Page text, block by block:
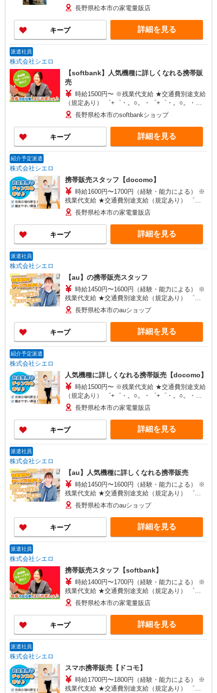
+゜・。○。・゜+゜・。○。・゜+゜ 入社祝い金10
万円支給(規定有) お友達を紹介頂くと, インセンテ
ィブ支給(規定有) ★月2回払い・週払い可能（規程
有）★ ゜・。○。・゜+゜・。○。・゜+゜
長野県松本市の家電量販店
キープ 詳細を見る
派遣社員
株式会社シエロ
【softbank】人気機種に詳しくなれる携帯販
売
時給1500円〜 ※残業代支給 ★交通費別途支給
（規定あり） ゜+゜・。○。・゜+゜・。○。・゜
+゜ 入社祝い金10万円支給(規定有) お友達を紹介
頂くと, インセンティブ支給(規定有) ★月2回払
い・週払い可能（規程有）★ ゜・。○。・゜
+゜・。○。・゜+゜
長野県松本市のsoftbankショップ
キープ 詳細を見る
紹介予定派遣
株式会社シエロ
携帯販売スタッフ【docomo】
時給1600円〜1700円（経験・能力による） ※
残業代支給 ★交通費別途支給（規定あり） ゜
+゜・。○。・゜+゜・。○。・゜+゜ 入社祝い金10
万円支給(規定有) お友達を紹介頂くと, インセンテ
ィブ支給(規定有) ★月2回払い・週払い可能（規程
有）★ ゜・。○。・゜+゜・。○。・゜+゜
長野県松本市の家電量販店
キープ 詳細を見る
派遣社員
株式会社シエロ
【au】の携帯販売スタッフ
時給1450円〜1600円（経験・能力による） ※
残業代支給 ★交通費別途支給（規定あり） ゜
+゜・。○。・゜+゜・。○。・゜+゜ 入社祝い金10
万円支給(規定有) お友達を紹介頂くと, インセンテ
ィブ支給(規定有) ★月2回払い・週払い可能（規程
有）★ ゜・。○。・゜+゜・。○。・゜+゜
長野県松本市のauショップ
キープ 詳細を見る
紹介予定派遣
株式会社シエロ
人気機種に詳しくなれる携帯販売【docomo】
時給1500円〜 ※残業代支給 ★交通費別途支給
（規定あり） ゜+゜・。○。・゜+゜・。○。・゜
+゜ 入社祝い金10万円支給(規定有) お友達を紹介
頂くと, インセンティブ支給(規定有) ★月2回払
い・週払い可能（規程有）★ ゜・。○。・゜
+゜・。○。・゜+゜
長野県松本市の家電量販店
キープ 詳細を見る
派遣社員
株式会社シエロ
【au】人気機種に詳しくなれる携帯販売
時給1450円〜1600円（経験・能力による） ※
残業代支給 ★交通費別途支給（規定あり） ゜
+゜・。○。・゜+゜・。○。・゜+゜ 入社祝い金10
万円支給(規定有) お友達を紹介頂くと, インセンテ
ィブ支給(規定有) ★月2回払い・週払い可能（規程
有）★ ゜・。○。・゜+゜・。○。・゜+゜
長野県松本市のauショップ
キープ 詳細を見る
派遣社員
株式会社シエロ
携帯販売スタッフ【softbank】
時給1400円〜1700円（経験・能力による） ※
残業代支給 ★交通費別途支給（規定あり） ゜
+゜・。○。・゜+゜・。○。・゜+゜ 入社祝い金10
万円支給(規定有) お友達を紹介頂くと, インセンテ
ィブ支給(規定有) ★月2回払い・週払い可能（規程
有）★ ゜・。○。・゜+゜・。○。・゜+゜
長野県松本市の家電量販店
キープ 詳細を見る
派遣社員
株式会社シエロ
スマホ携帯販売【ドコモ】
時給1700円〜1800円（経験・能力による） ※
残業代支給 ★交通費別途支給（規定あり） ゜